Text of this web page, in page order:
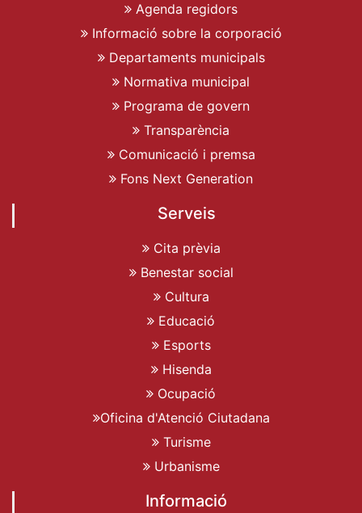
Agenda regidors
Informació sobre la corporació
Departaments municipals
Normativa municipal
Programa de govern
Transparència
Comunicació i premsa
Fons Next Generation
Serveis
Cita prèvia
Benestar social
Cultura
Educació
Esports
Hisenda
Ocupació
Oficina d'Atenció Ciutadana
Turisme
Urbanisme
Informació